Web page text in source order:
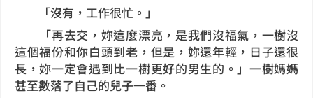
「沒有，工作很忙。」
「再去交，妳這麼漂亮，是我們沒福氣，一樹沒
這個福份和你白頭到老，但是，妳還年輕，日子還很
長，妳一定會遇到比一樹更好的男生的。」一樹媽媽
甚至數落了自己的兒子一番。